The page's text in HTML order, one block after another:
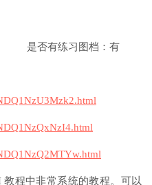
是否有练习图档：有
程中非常系统的教程。可以